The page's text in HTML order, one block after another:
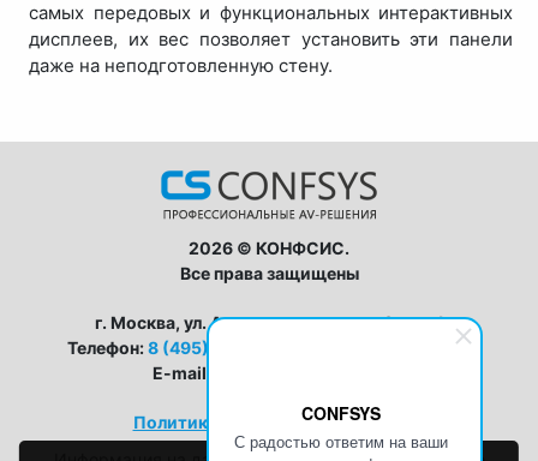
CONFSYS
С радостью ответим на ваши
самых передовых и функциональных интерактивных
дисплеев, их вес позволяет установить эти панели
даже на неподготовленную стену.
2026 © КОНФСИС.
Все права защищены
г. Москва, ул. Авиамоторная, дом 8, стр 1
Телефон:8 (495) 128-63-33
8 (800) 555-19-25
E-mail:
Политика конфиденциальности